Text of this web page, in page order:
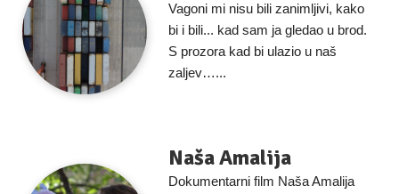
Vagoni mi nisu bili zanimljivi, kako
bi i bili... kad sam ja gledao u brod.
S prozora kad bi ulazio u naš
zaljev…...
Naša Amalija
Dokumentarni film Naša Amalija